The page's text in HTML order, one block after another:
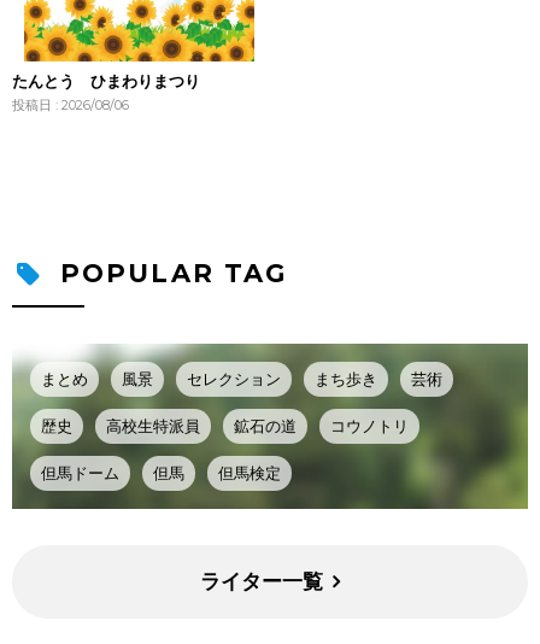
たんとう ひまわりまつり
投稿日 : 2026/08/06
POPULAR TAG
まとめ 風景 セレクション まち歩き 芸術
歴史 高校生特派員 鉱石の道 コウノトリ
但馬ドーム 但馬 但馬検定
ライター一覧